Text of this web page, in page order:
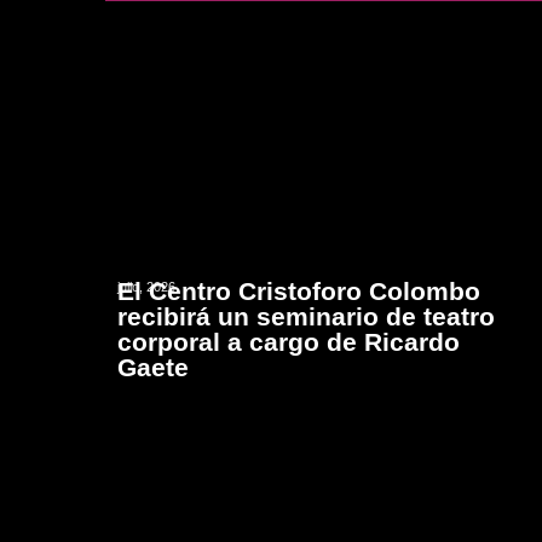
julio, 2026
El Centro Cristoforo Colombo
recibirá un seminario de teatro
corporal a cargo de Ricardo
Gaete